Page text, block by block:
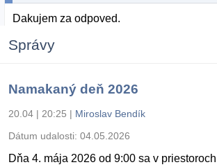
Dakujem za odpoved.
Správy
Namakaný deň 2026
20.04 | 20:25 | Miroslav Bendík
Dátum udalosti: 04.05.2026
Dňa 4. mája 2026 od 9:00 sa v